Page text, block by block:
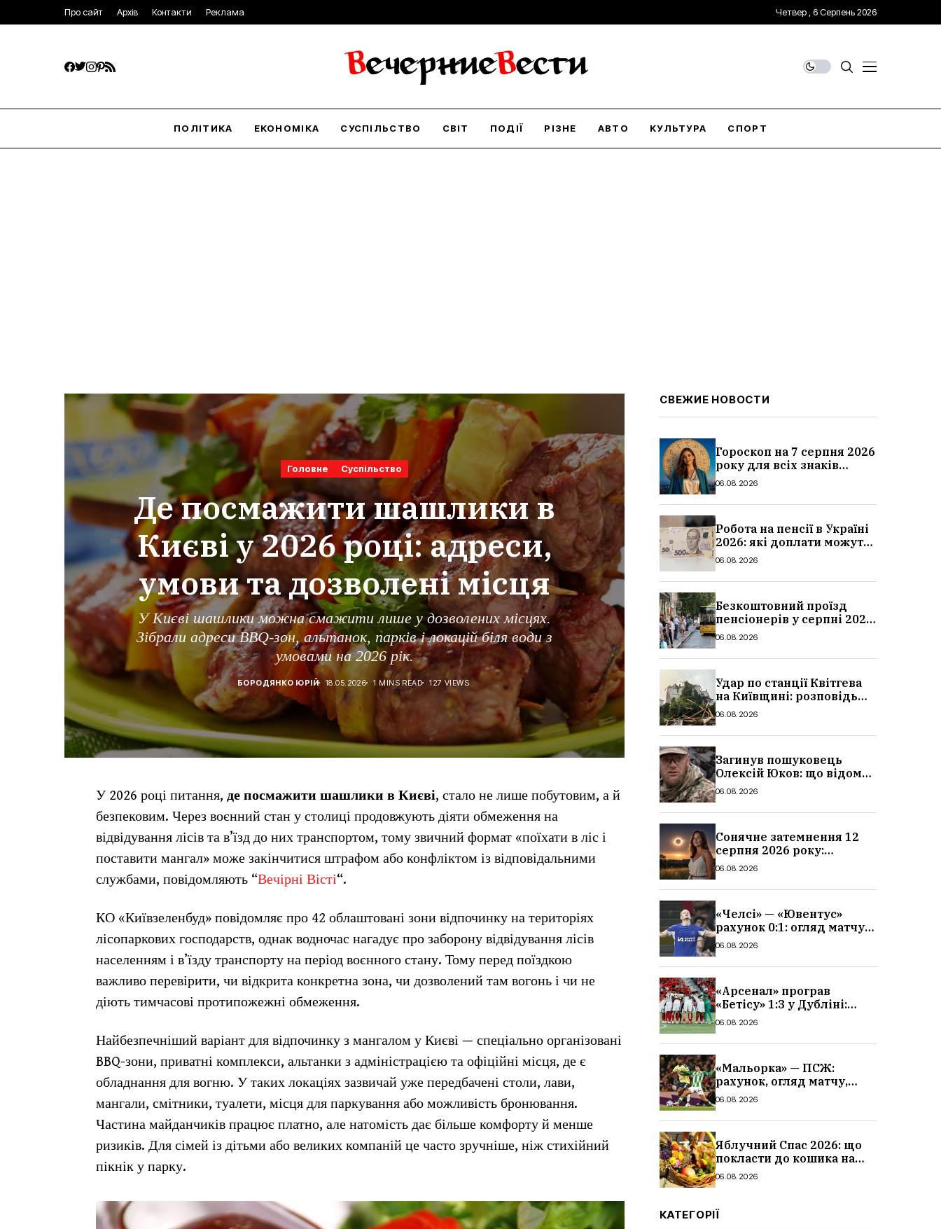
Про сайт Архів Контакти Реклама Четвер , 6 Серпень 2026
ПОЛІТИКА ЕКОНОМІКА СУСПІЛЬСТВО СВІТ ПОДІЇ РІЗНЕ АВТО КУЛЬТУРА СПОРТ
Головне Суспільство
Де посмажити шашлики в
Києві у 2026 році: адреси,
умови та дозволені місця
У Києві шашлики можна смажити лише у дозволених місцях.
Зібрали адреси BBQ-зон, альтанок, парків і локацій біля води з
умовами на 2026 рік.
БОРОДЯНКО ЮРІЙ 18.05.2026 1 MINS READ 127 VIEWS
У 2026 році питання, де посмажити шашлики в Києві, стало не лише побутовим, а й
безпековим. Через воєнний стан у столиці продовжують діяти обмеження на
відвідування лісів та в’їзд до них транспортом, тому звичний формат «поїхати в ліс і
поставити мангал» може закінчитися штрафом або конфліктом із відповідальними
службами, повідомляють “Вечірні Вісті“.
КО «Київзеленбуд» повідомляє про 42 облаштовані зони відпочинку на територіях
лісопаркових господарств, однак водночас нагадує про заборону відвідування лісів
населенням і в’їзду транспорту на період воєнного стану. Тому перед поїздкою
важливо перевірити, чи відкрита конкретна зона, чи дозволений там вогонь і чи не
діють тимчасові протипожежні обмеження.
Найбезпечніший варіант для відпочинку з мангалом у Києві — спеціально організовані
BBQ-зони, приватні комплекси, альтанки з адміністрацією та офіційні місця, де є
обладнання для вогню. У таких локаціях зазвичай уже передбачені столи, лави,
мангали, смітники, туалети, місця для паркування або можливість бронювання.
Частина майданчиків працює платно, але натомість дає більше комфорту й менше
ризиків. Для сімей із дітьми або великих компаній це часто зручніше, ніж стихійний
пікнік у парку.
СВЕЖИЕ НОВОСТИ
Гороскоп на 7 серпня 2026
року для всіх знаків
зодіаку: кому пощастить у
06.08.2026
Робота на пенсії в Україні
2026: які доплати можуть
скасувати, про що
06.08.2026
Безкоштовний проїзд
пенсіонерів у серпні 2026
в Україні: де діє пільга,
06.08.2026
Удар по станції Квітгева
на Київщині: розповідь
очевидців, як вісім людей
сталося
06.08.2026
Загинув пошуковець
Олексій Юков: що відомо
про його роботу, хто він
06.08.2026
Сонячне затемнення 12
серпня 2026 року:
гороскоп, кому із знаків
06.08.2026
«Челсі» — «Ювентус»
рахунок 0:1: огляд матчу
та вихід Мудрика
06.08.2026
«Арсенал» програв
«Бетісу» 1:3 у Дубліні:
огляд матчу та всі голи
06.08.2026
«Мальорка» — ПСЖ:
рахунок, огляд матчу,
голи та склад парижан
06.08.2026
Яблучний Спас 2026: що
покласти до кошика на
освячення, які фрукти,
06.08.2026
КАТЕГОРІЇ